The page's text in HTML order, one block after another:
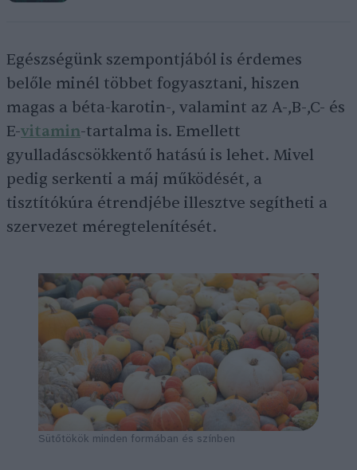
Egészségünk szempontjából is érdemes
belőle minél többet fogyasztani, hiszen
magas a béta-karotin-, valamint az A-,B-,C- és
E-vitamin-tartalma is. Emellett
gyulladáscsökkentő hatású is lehet. Mivel
pedig serkenti a máj működését, a
tisztítókúra étrendjébe illesztve segítheti a
szervezet méregtelenítését.
Sütőtökök minden formában és színben